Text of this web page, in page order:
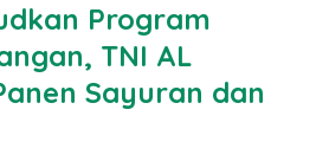
Program
TNI AL
Sayuran dan